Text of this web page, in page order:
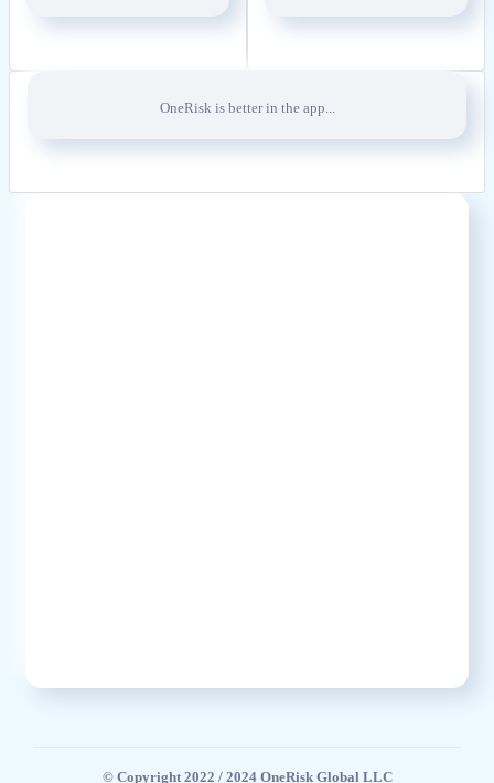
OneRisk is better in the app...
© Copyright 2022 / 2024 OneRisk Global LLC